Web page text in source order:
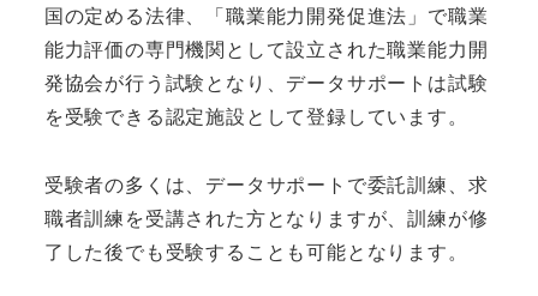
国の定める法律、「職業能力開発促進法」で職業
能力評価の専門機関として設立された職業能力開
発協会が行う試験となり、データサポートは試験
を受験できる認定施設として登録しています。
受験者の多くは、データサポートで委託訓練、求
職者訓練を受講された方となりますが、訓練が修
了した後でも受験することも可能となります。